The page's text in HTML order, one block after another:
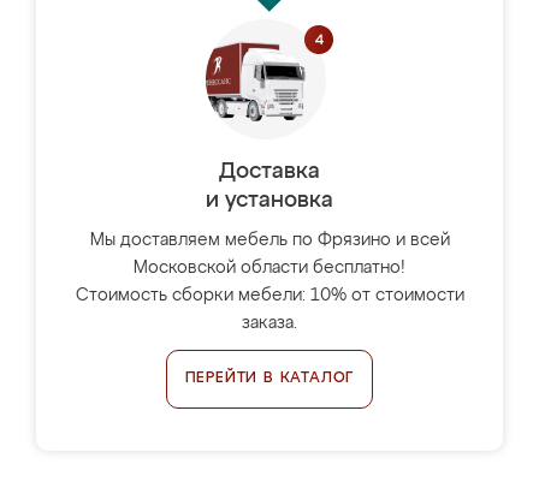
Доставка
и установка
Мы доставляем мебель по Фрязино и всей
Московской области бесплатно!
Стоимость сборки мебели: 10% от стоимости
заказа.
ПЕРЕЙТИ В КАТАЛОГ